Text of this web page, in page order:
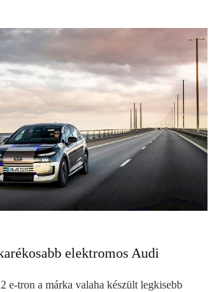
elektromos Audi
e-tron a márka valaha készült legkisebb